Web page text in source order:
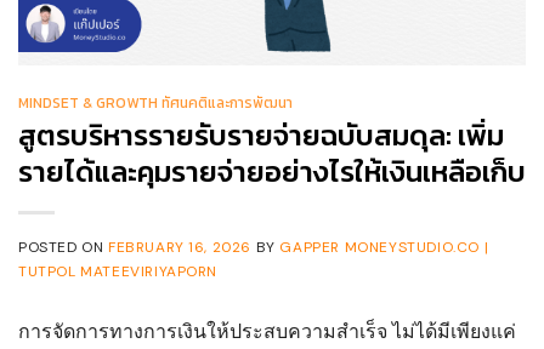
MINDSET & GROWTH ทัศนคติและการพัฒนา
สูตรบริหารรายรับรายจ่ายฉบับสมดุล: เพิ่ม
รายได้และคุมรายจ่ายอย่างไรให้เงินเหลือเก็บ
POSTED ON FEBRUARY 16, 2026 BY GAPPER MONEYSTUDIO.CO |
TUTPOL MATEEVIRIYAPORN
การจัดการทางการเงินให้ประสบความสำเร็จ ไม่ได้มีเพียงแค่